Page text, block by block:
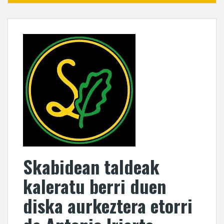
Skabidean taldeak
kaleratu berri duen
diska aurkeztera etorri